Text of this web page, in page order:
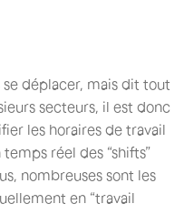
déplacer, mais dit tout
secteurs, il est donc
les horaires de travail
réel des “shifts”
nombreuses sont les
en “travail